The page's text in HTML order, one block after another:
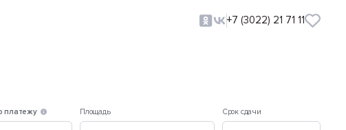
+7 (3022) 21 71 11
платежу Площадь Срок сдачи